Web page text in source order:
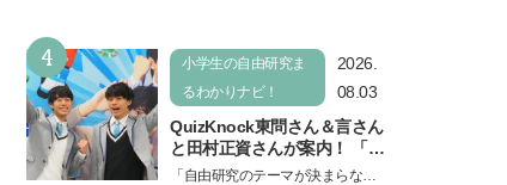
4
小学生の自由研究ま
るわかりナビ！
2026.
08.03
QuizKnock東問さん＆言さん
と田村正資さんが案内！ 「よ
みうりランド」で遊びながら
「自由研究のテーマが決まらな